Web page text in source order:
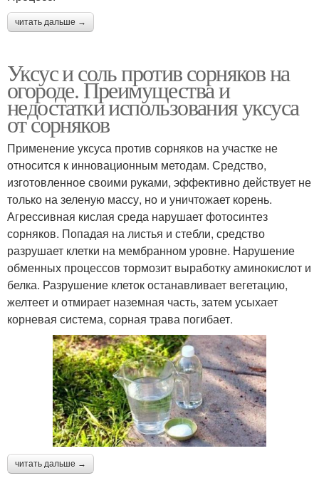
читать дальше →
Уксус и соль против сорняков на
огороде. Преимущества и
недостатки использования уксуса
от сорняков
Применение уксуса против сорняков на участке не
относится к инновационным методам. Средство,
изготовленное своими руками, эффективно действует не
только на зеленую массу, но и уничтожает корень.
Агрессивная кислая среда нарушает фотосинтез
сорняков. Попадая на листья и стебли, средство
разрушает клетки на мембранном уровне. Нарушение
обменных процессов тормозит выработку аминокислот и
белка. Разрушение клеток останавливает вегетацию,
желтеет и отмирает наземная часть, затем усыхает
корневая система, сорная трава погибает.
читать дальше →